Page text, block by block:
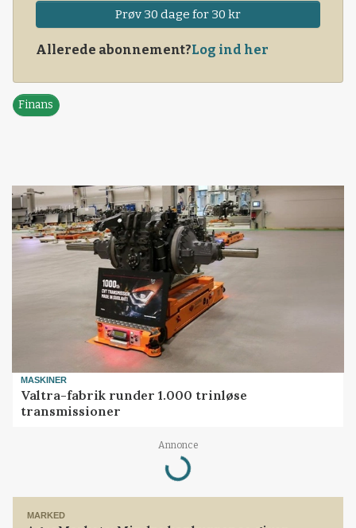
Prøv 30 dage for 30 kr
Allerede abonnement?Log ind her
Finans
MASKINER
Valtra-fabrik runder 1.000 trinløse
transmissioner
Annonce
Loading...
MARKED